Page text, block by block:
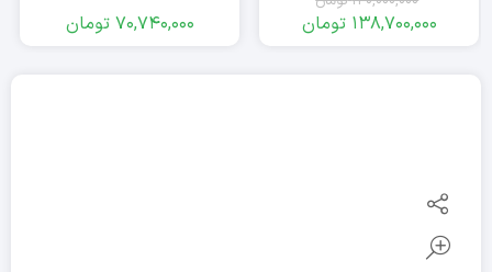
138,700,000 تومان 70,740,000 تومان